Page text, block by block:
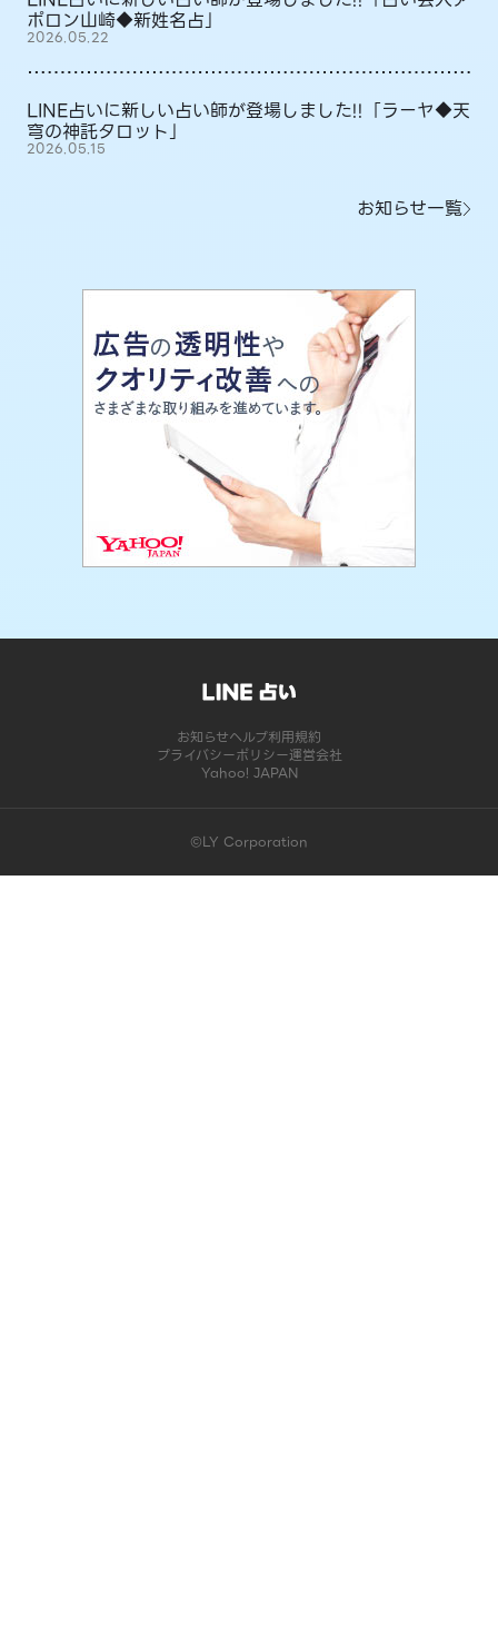
ポロン山崎◆新姓名占」
2026.05.22
LINE占いに新しい占い師が登場しました!!「ラーヤ◆天
穹の神託タロット」
2026.05.15
お知らせ一覧
お知らせヘルプ利用規約
プライバシーポリシー運営会社
Yahoo! JAPAN
©LY Corporation
このコンテンツは掲載が終了しました | LINE占い